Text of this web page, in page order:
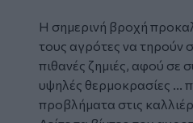
Η σημερινή βροχή
τους αγρότες να τηρούν
πιθανές ζημιές, αφού σε
υψηλές θερμοκρασίες ...
προβλήματα στις